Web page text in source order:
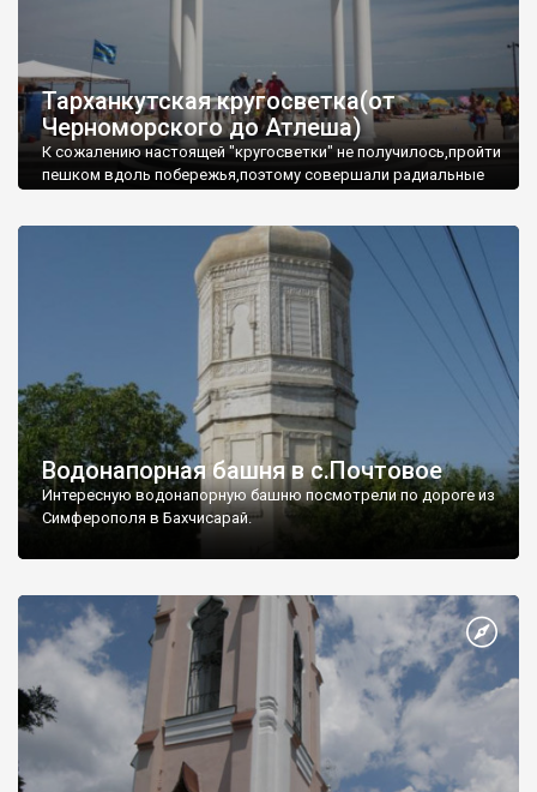
Тарханкутская кругосветка(от
Черноморского до Атлеша)
К сожалению настоящей "кругосветки" не получилось,пройти
пешком вдоль побережья,поэтому совершали радиальные
Водонапорная башня в с.Почтовое
Интересную водонапорную башню посмотрели по дороге из
Симферополя в Бахчисарай.